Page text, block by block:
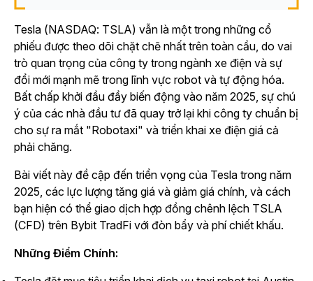
Tesla (NASDAQ: TSLA) vẫn là một trong những cổ
phiếu được theo dõi chặt chẽ nhất trên toàn cầu, do vai
trò quan trọng của công ty trong ngành xe điện và sự
đổi mới mạnh mẽ trong lĩnh vực robot và tự động hóa.
Bất chấp khởi đầu đầy biến động vào năm 2025, sự chú
ý của các nhà đầu tư đã quay trở lại khi công ty chuẩn bị
cho sự ra mắt "Robotaxi" và triển khai xe điện giá cả
phải chăng.
Bài viết này đề cập đến triển vọng của Tesla trong năm
2025, các lực lượng tăng giá và giảm giá chính, và cách
bạn hiện có thể giao dịch hợp đồng chênh lệch TSLA
(CFD) trên Bybit TradFi với đòn bẩy và phí chiết khấu.
Những Điểm Chính: